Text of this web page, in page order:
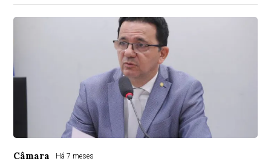
Câmara Há 7 meses